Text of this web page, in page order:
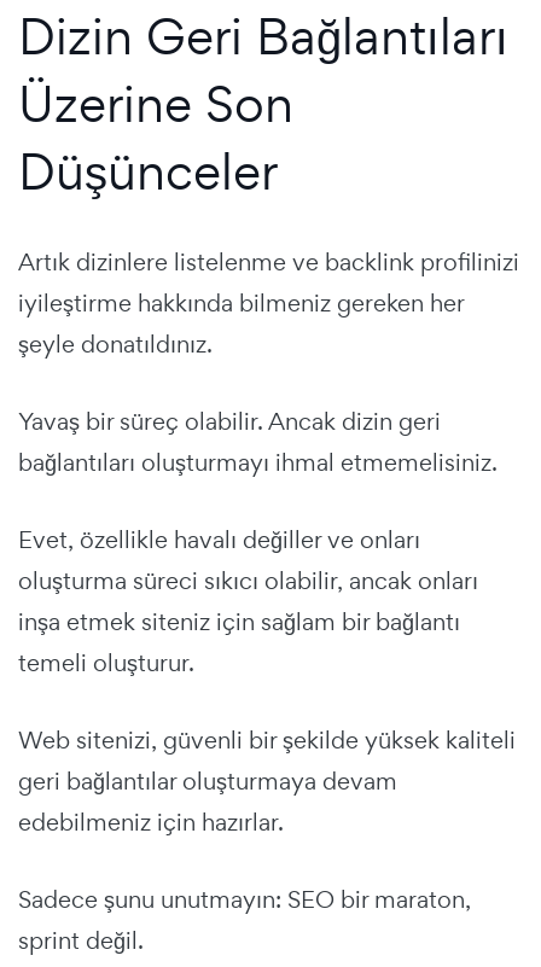
Dizin Geri Bağlantıları
Üzerine Son
Düşünceler
Artık dizinlere listelenme ve backlink profilinizi
iyileştirme hakkında bilmeniz gereken her
şeyle donatıldınız.
Yavaş bir süreç olabilir. Ancak dizin geri
bağlantıları oluşturmayı ihmal etmemelisiniz.
Evet, özellikle havalı değiller ve onları
oluşturma süreci sıkıcı olabilir, ancak onları
inşa etmek siteniz için sağlam bir bağlantı
temeli oluşturur.
Web sitenizi, güvenli bir şekilde yüksek kaliteli
geri bağlantılar oluşturmaya devam
edebilmeniz için hazırlar.
Sadece şunu unutmayın: SEO bir maraton,
sprint değil.